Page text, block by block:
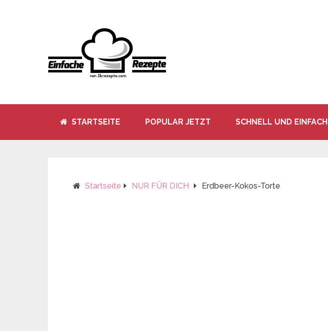
STARTSEITE POPULAR JETZT SCHNELL UND EINFACH
Startseite NUR FÜR DICH Erdbeer-Kokos-Torte